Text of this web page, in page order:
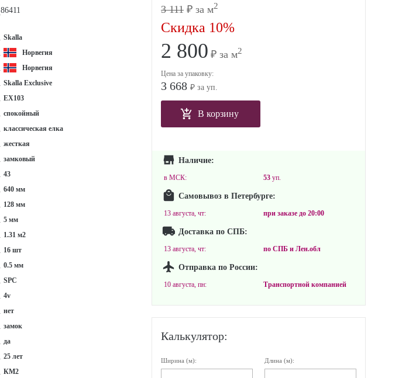
86411
Skalla
Норвегия
Норвегия
Skalla Exclusive
EX103
спокойный
классическая елка
жесткая
замковый
43
640 мм
128 мм
5 мм
1.31 м2
16 шт
0.5 мм
SPC
4v
нет
замок
да
25 лет
КМ2
3 111 ₽ за м2
Скидка 10%
2 800 ₽ за м2
Цена за упаковку:
3 668 ₽ за уп.
В корзину
Наличие:
в МСК: 53 уп.
Самовывоз в Петербурге:
13 августа, чт: при заказе до 20:00
Доставка по СПБ:
13 августа, чт: по СПБ и Лен.обл
Отправка по России:
10 августа, пн: Транспортной компанией
Калькулятор:
Ширина (м): Длина (м):